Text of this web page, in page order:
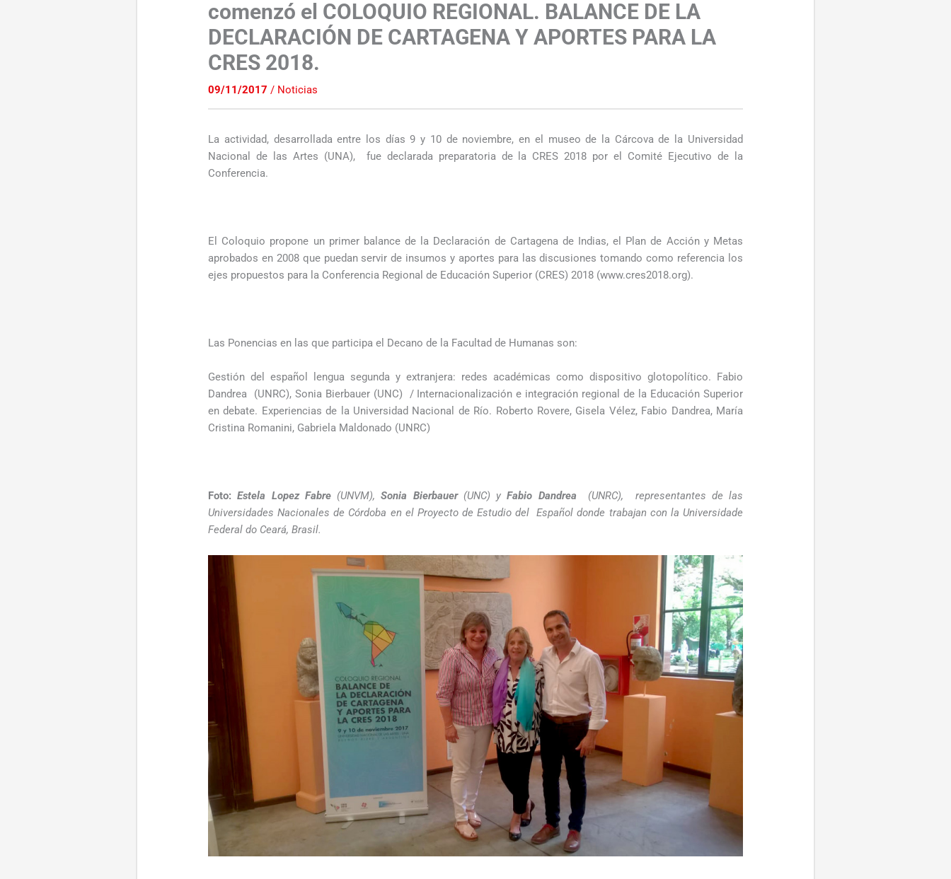
comenzó el COLOQUIO REGIONAL. BALANCE DE LA
DECLARACIÓN DE CARTAGENA Y APORTES PARA LA
CRES 2018.
09/11/2017/ Noticias
La actividad, desarrollada entre los días 9 y 10 de noviembre, en el museo de la Cárcova de la Universidad
Nacional de las Artes (UNA), fue declarada preparatoria de la CRES 2018 por el Comité Ejecutivo de la
Conferencia.
El Coloquio propone un primer balance de la Declaración de Cartagena de Indias, el Plan de Acción y Metas
aprobados en 2008 que puedan servir de insumos y aportes para las discusiones tomando como referencia los
ejes propuestos para la Conferencia Regional de Educación Superior (CRES) 2018 (www.cres2018.org).
Las Ponencias en las que participa el Decano de la Facultad de Humanas son:
Gestión del español lengua segunda y extranjera: redes académicas como dispositivo glotopolítico. Fabio
Dandrea (UNRC), Sonia Bierbauer (UNC) / Internacionalización e integración regional de la Educación Superior
en debate. Experiencias de la Universidad Nacional de Río. Roberto Rovere, Gisela Vélez, Fabio Dandrea, María
Cristina Romanini, Gabriela Maldonado (UNRC)
Foto: Estela Lopez Fabre(UNVM),Sonia Bierbauer(UNC) yFabio Dandrea (UNRC), representantes de las
Universidades Nacionales de Córdoba en el Proyecto de Estudio del Español donde trabajan con la Universidade
Federal do Ceará, Brasil.